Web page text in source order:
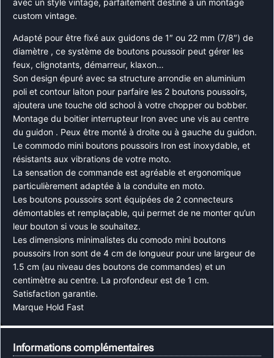
avec un style vintage, parfaitement destiné à un montage
custom vintage.
Adapté pour être fixé aux guidons de 1″ ou 22 mm (7/8″) de
diamètre , ce système de boutons poussoir peut gérer les
feux, clignotants, démarreur, klaxon…
Son design épuré avec sa structure arrondie en aluminium
poli et contour laiton pour parfaire les 2 boutons poussoirs,
ajoutera une touche old school à votre chopper ou bobber.
Montage du boitier interrupteur Iron avec une vis au centre
du guidon . Peux être monté à droite ou à gauche du guidon.
Le commodo mini boutons poussoirs Iron est inoxydable, et
résistants aux vibrations de votre moto.
La sensation de commande est agréable et ergonomique
particulièrement adaptée à la conduite en moto.
Les boutons poussoirs sont équipées de 2 connecteurs
démontables et remplaçable, qui permet de ne monter qu’un
leur bouton si vous le souhaitez.
Les dimensions minimalistes du comodo mini boutons
poussoirs Iron sont de 4 cm de longueur pour une largeur de
1.5 cm (au niveau des boutons de commandes) et un
centimètre au centre. La profondeur est de 1 cm.
Satisfaction garantie.
Marque Hold Fast
Informations complémentaires